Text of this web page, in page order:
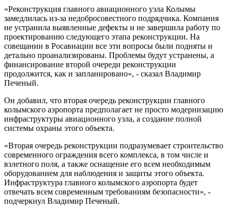
«Реконструкция главного авиационного узла Колымы
замедлилась из-за недобросовестного подрядчика. Компания
не устранила выявленные дефекты и не завершила работу по
проектированию следующего этапа реконструкции. На
совещании в Росавиации все эти вопросы были подняты и
детально проанализированы. Проблемы будут устранены, а
финансирование второй очереди реконструкции
продолжится, как и запланировано», - сказал Владимир
Печеный.
Он добавил, что вторая очередь реконструкции главного
колымского аэропорта предполагает не просто модернизацию
инфраструктуры авиационного узла, а создание полной
системы охраны этого объекта.
«Вторая очередь реконструкции подразумевает строительство
современного ограждения всего комплекса, в том числе и
взлетного поля, а также оснащение его всем необходимым
оборудованием для наблюдения и защиты этого объекта.
Инфраструктура главного колымского аэропорта будет
отвечать всем современным требованиям безопасности», -
подчеркнул Владимир Печеный.